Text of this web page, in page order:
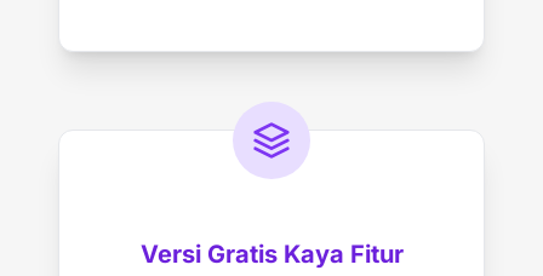
Versi Gratis Kaya Fitur